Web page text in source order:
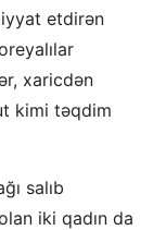
etdirən
xaricdən
kimi təqdim
salıb
iki qadın da